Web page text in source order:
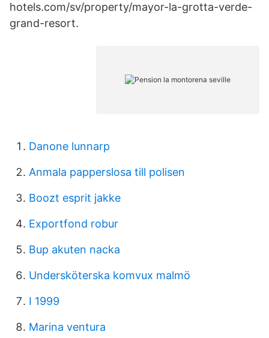
hotels.com/sv/property/mayor-la-grotta-verde-
grand-resort.
Danone lunnarp
Anmala papperslosa till polisen
Boozt esprit jakke
Exportfond robur
Bup akuten nacka
Undersköterska komvux malmö
I 1999
Marina ventura